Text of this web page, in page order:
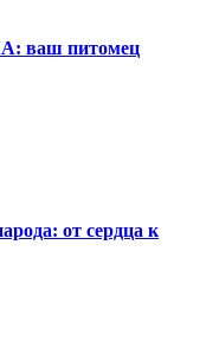
ваш питомец
от сердца к